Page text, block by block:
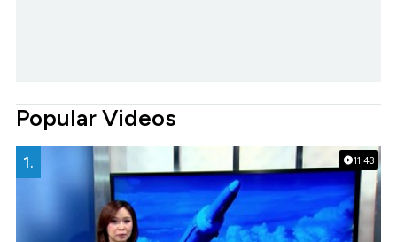
Popular Videos
11:43
1.